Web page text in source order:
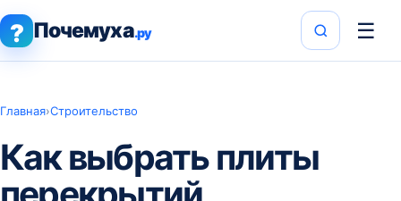
? Почемуха.ру ☰
Главная›Строительство
Как выбрать плиты